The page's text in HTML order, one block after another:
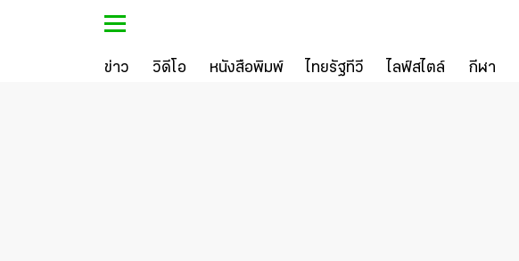
ข่าว วิดีโอ หนังสือพิมพ์ ไทยรัฐทีวี ไลฟ์สไตล์ กีฬา